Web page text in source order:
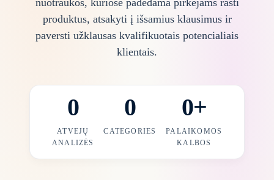
nuotraukos, kuriose padedama pirkėjams rasti
produktus, atsakyti į išsamius klausimus ir
paversti užklausas kvalifikuotais potencialiais
klientais.
0
ATVEJŲ
ANALIZĖS
0
CATEGORIES
0+
PALAIKOMOS
KALBOS